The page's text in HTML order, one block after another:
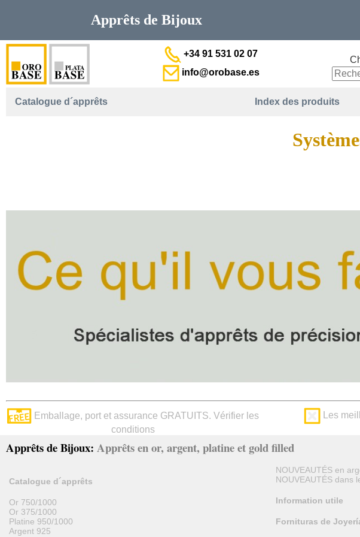
Apprêts de Bijoux
+34 91 531 02 07
info@orobase.es
Catalogue d´apprêts Index des produits
Emballage, port et assurance GRATUITS. Vérifier les
conditions
Les
Apprêts de Bijoux: Apprêts en or, argent, platine et gold filled
Catalogue d´apprêts
Or 750/1000
Or 375/1000
Platine 950/1000
Argent 925
NOUVEAUTÉS en
NOUVEAUTÉS dans
Information utile
Fornituras de